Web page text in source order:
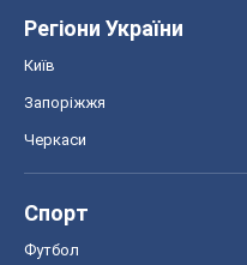
Регіони України
Київ
Запоріжжя
Черкаси
Спорт
Футбол